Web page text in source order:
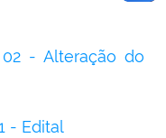
02 - Alteração do
- Edital